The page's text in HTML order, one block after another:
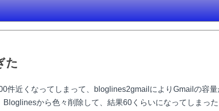
た
件近くなってしまって、bloglines2gmailによりGmailの容
から色々削除して、結果60くらいになってしまっ